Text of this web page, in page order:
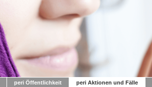
peri Öffentlichkeit peri Aktionen und Fälle